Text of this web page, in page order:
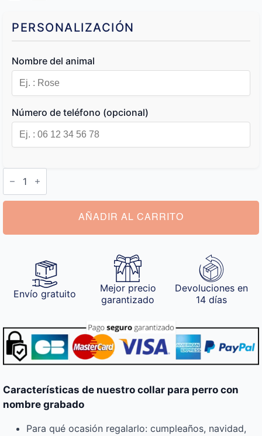
PERSONALIZACIÓN
Nombre del animal
Número de teléfono (opcional)
Collar
de
Perro
con
AÑADIR AL CARRITO
Envío gratuito
Mejor precio
garantizado
Devoluciones en
14 días
Características de nuestro collar para perro con
nombre grabado
Para qué ocasión regalarlo: cumpleaños, navidad,